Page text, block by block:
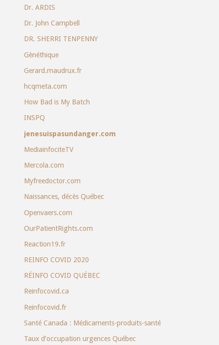
Dr. ARDIS
Dr. John Campbell
DR. SHERRI TENPENNY
Gènéthique
Gerard.maudrux.fr
hcqmeta.com
How Bad is My Batch
INSPQ
jenesuispasundanger.com
MediainfociteTV
Mercola.com
Myfreedoctor.com
Naissances, décès Québec
Openvaers.com
OurPatientRights.com
Reaction19.fr
REINFO COVID 2020
RÉINFO COVID QUÉBEC
Reinfocovid.ca
Reinfocovid.fr
Santé Canada : Médicaments-produits-santé
Taux d’occupation urgences Québec